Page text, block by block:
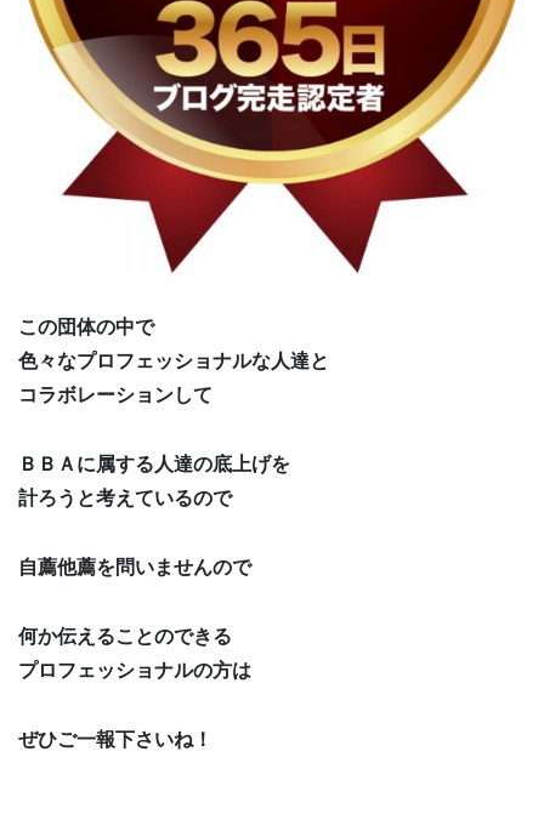
この団体の中で
色々なプロフェッショナルな人達と
コラボレーションして
ＢＢＡに属する人達の底上げを
計ろうと考えているので
自薦他薦を問いませんので
何か伝えることのできる
プロフェッショナルの方は
ぜひご一報下さいね！